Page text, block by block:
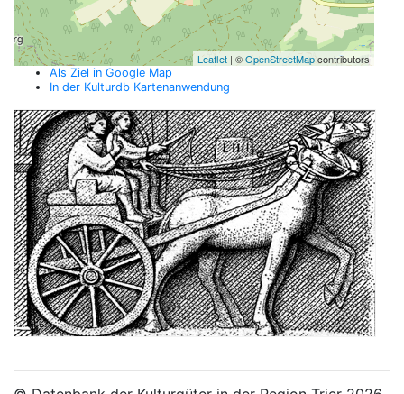
Leaflet | ©OpenStreetMapcontributors
Als Ziel in Google Map
In der Kulturdb Kartenanwendung